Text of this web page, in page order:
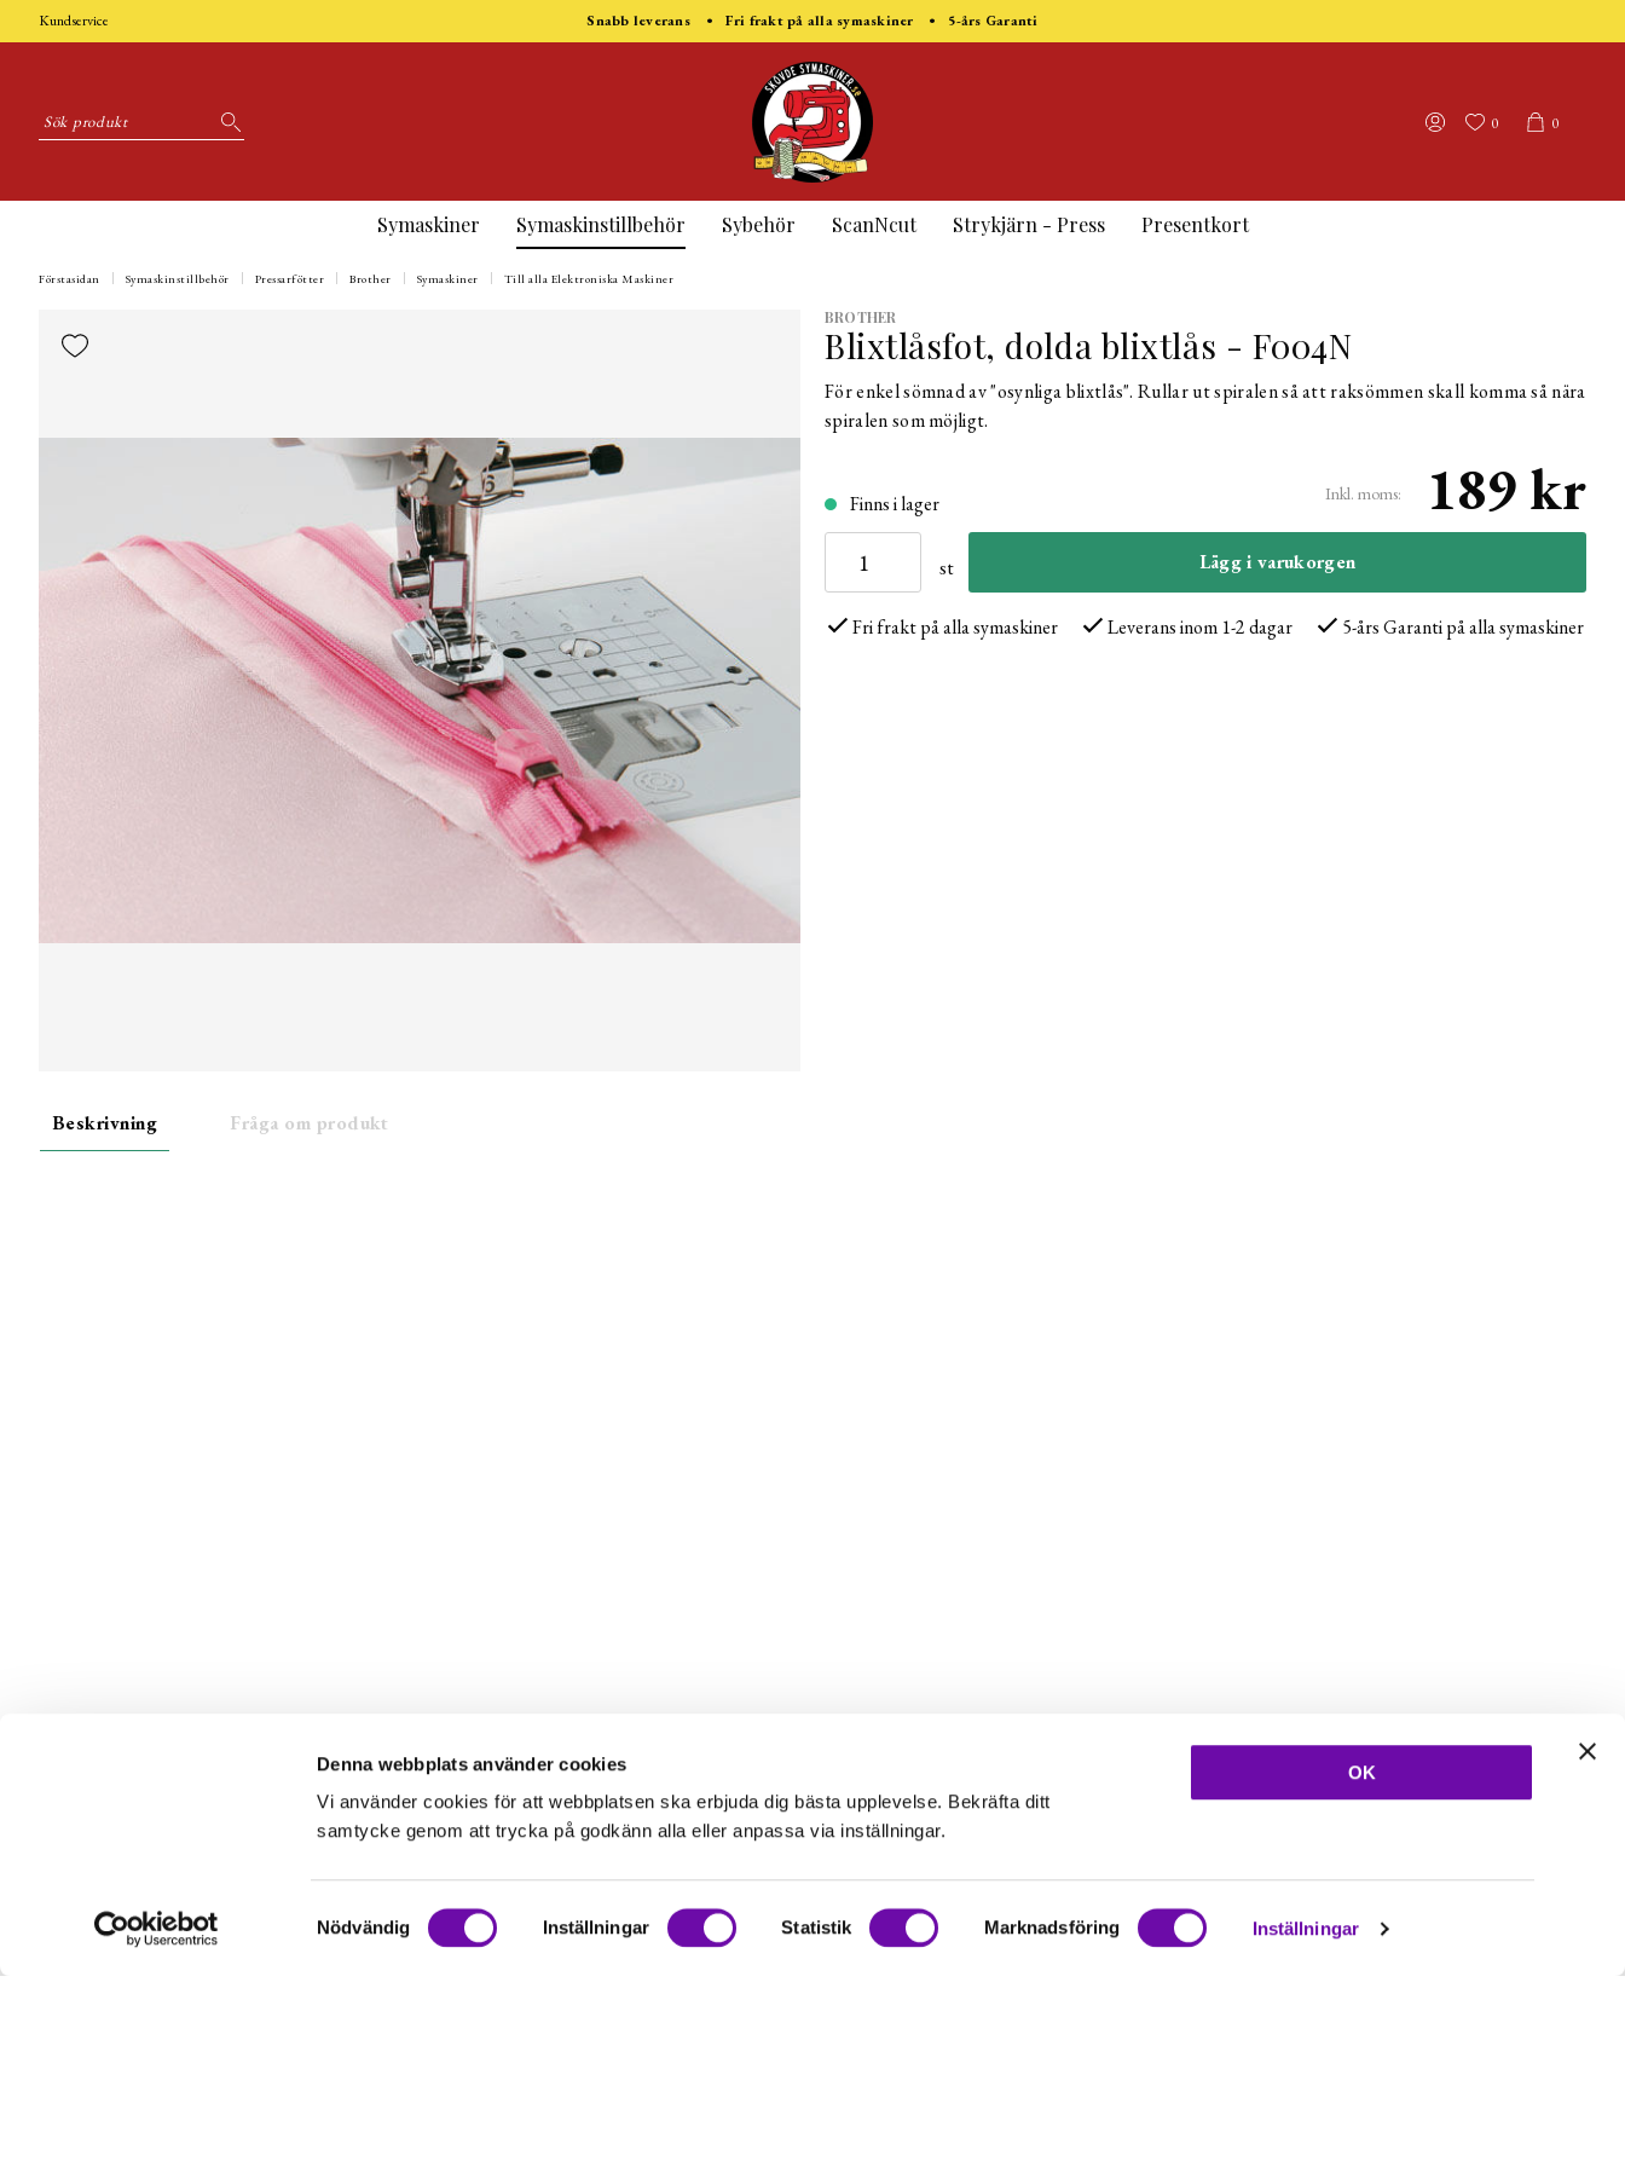
Denna webbplats använder cookies
Vi använder cookies för att webbplatsen ska erbjuda dig bästa upplevelse. Bekräfta ditt
samtycke genom att trycka på godkänn alla eller anpassa via inställningar.
Samtyckesval
Nödvändig Inställningar Statistik Marknadsföring Inställningar
OK
Kundservice Snabb leverans • Fri frakt på alla symaskiner • 5-års Garanti
0
0
Symaskiner Symaskinstillbehör Sybehör ScanNcut Strykjärn - Press Presentkort
Förstasidan Symaskinstillbehör Pressarfötter Brother Symaskiner Till alla Elektroniska Maskiner
BROTHER
Blixtlåsfot, dolda blixtlås - F004N
För enkel sömnad av "osynliga blixtlås". Rullar ut spiralen så att raksömmen skall komma så nära
spiralen som möjligt.
Finns i lager Inkl. moms: 189 kr
st Lägg i varukorgen
Fri frakt på alla symaskiner Leverans inom 1-2 dagar 5-års Garanti på alla symaskiner
Beskrivning Fråga om produkt